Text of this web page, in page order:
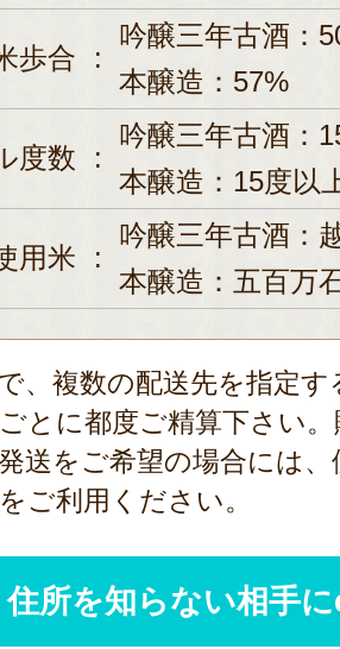
歩合 :
吟醸三年古酒：
本醸造：57%
度数 :
吟醸三年古酒：
本醸造：15度以
用米 :
吟醸三年古酒：
本醸造：五百万
、複数の配送先を指定
とに都度ご精算下さい
送をご希望の場合には、
をご利用ください。
住所を知らない相手